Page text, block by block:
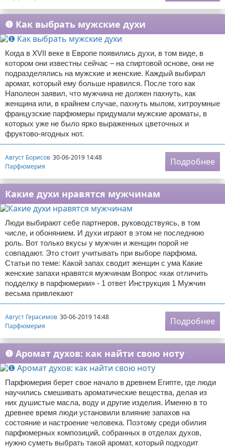
❶ Как выбрать мужские духи
Когда в XVII веке в Европе появились духи, в том виде, в
котором они известны сейчас – на спиртовой основе, они не
подразделялись на мужские и женские. Каждый выбирал
аромат, который ему больше нравился. После того как
Наполеон заявил, что мужчина не должен пахнуть, как
женщина или, в крайнем случае, пахнуть мылом, хитроумные
французские парфюмеры придумали мужские ароматы, в
которых уже не было ярко выраженных цветочных и
фруктово-ягодных нот.
Август Борисов 30-06-2019 14:48
Парфюмерия
Подробнее
Какие духи нравятся мужчинам
Люди выбирают себе партнеров, руководствуясь, в том
числе, и обонянием. И духи играют в этом не последнюю
роль. Вот только вкусы у мужчин и женщин порой не
совпадают. Это стоит учитывать при выборе парфюма.
Статьи по теме: Какой запах сводит женщин с ума Какие
женские запахи нравятся мужчинам Вопрос «как отличить
подделку в парфюмерии» - 1 ответ Инструкция 1 Мужчин
весьма привлекают
Август Герасимов 30-06-2019 14:48
Парфюмерия
Подробнее
❶ Аромат духов: как найти свою ноту
Парфюмерия берет свое начало в древнем Египте, где люди
научились смешивать ароматические вещества, делая из
них душистые масла, воду и другие изделия. Именно в то
древнее время люди установили влияние запахов на
состояние и настроение человека. Поэтому среди обилия
парфюмерных композиций, собранных в отделах духов,
нужно суметь выбрать такой аромат, который подходит